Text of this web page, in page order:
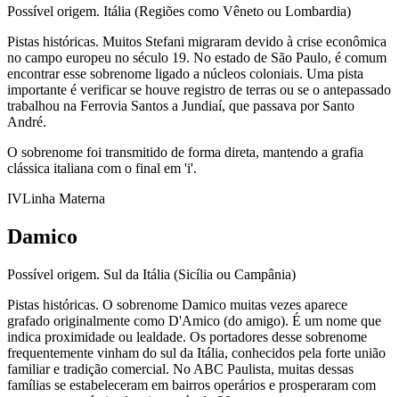
Possível origem. Itália (Regiões como Vêneto ou Lombardia)
Pistas históricas. Muitos Stefani migraram devido à crise econômica
no campo europeu no século 19. No estado de São Paulo, é comum
encontrar esse sobrenome ligado a núcleos coloniais. Uma pista
importante é verificar se houve registro de terras ou se o antepassado
trabalhou na Ferrovia Santos a Jundiaí, que passava por Santo
André.
O sobrenome foi transmitido de forma direta, mantendo a grafia
clássica italiana com o final em 'i'.
IVLinha Materna
Damico
Possível origem. Sul da Itália (Sicília ou Campânia)
Pistas históricas. O sobrenome Damico muitas vezes aparece
grafado originalmente como D'Amico (do amigo). É um nome que
indica proximidade ou lealdade. Os portadores desse sobrenome
frequentemente vinham do sul da Itália, conhecidos pela forte união
familiar e tradição comercial. No ABC Paulista, muitas dessas
famílias se estabeleceram em bairros operários e prosperaram com